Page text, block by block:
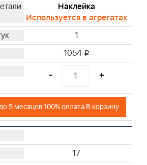
Наклейка
Используется в агрегатах
1
1054 i
- +
5 месяцев 100% оплата В корзину
17